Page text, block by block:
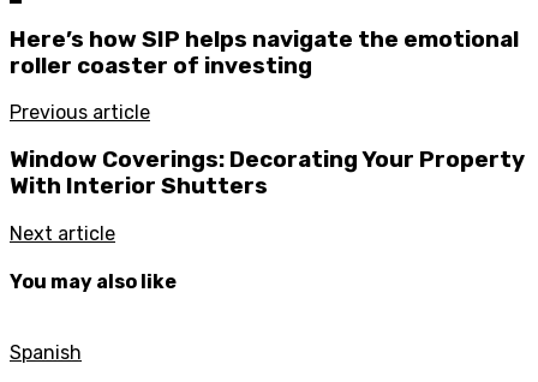
Here’s how SIP helps navigate the emotional
roller coaster of investing
Previous article
Window Coverings: Decorating Your Property
With Interior Shutters
Next article
You may also like
Spanish